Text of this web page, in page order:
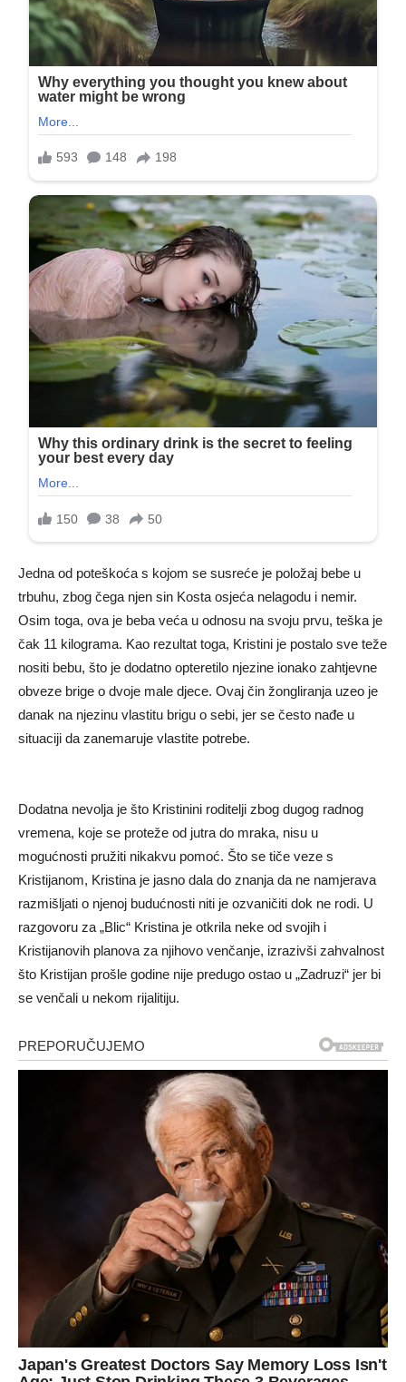
Jedna od poteškoća s kojom se susreće je položaj bebe u
trbuhu, zbog čega njen sin Kosta osjeća nelagodu i nemir.
Osim toga, ova je beba veća u odnosu na svoju prvu, teška je
čak 11 kilograma. Kao rezultat toga, Kristini je postalo sve teže
nositi bebu, što je dodatno opteretilo njezine ionako zahtjevne
obveze brige o dvoje male djece. Ovaj čin žongliranja uzeo je
danak na njezinu vlastitu brigu o sebi, jer se često nađe u
situaciji da zanemaruje vlastite potrebe.
Dodatna nevolja je što Kristinini roditelji zbog dugog radnog
vremena, koje se proteže od jutra do mraka, nisu u
mogućnosti pružiti nikakvu pomoć. Što se tiče veze s
Kristijanom, Kristina je jasno dala do znanja da ne namjerava
razmišljati o njenoj budućnosti niti je ozvaničiti dok ne rodi. U
razgovoru za „Blic“ Kristina je otkrila neke od svojih i
Kristijanovih planova za njihovo venčanje, izrazivši zahvalnost
što Kristijan prošle godine nije predugo ostao u „Zadruzi“ jer bi
se venčali u nekom rijalitiju.